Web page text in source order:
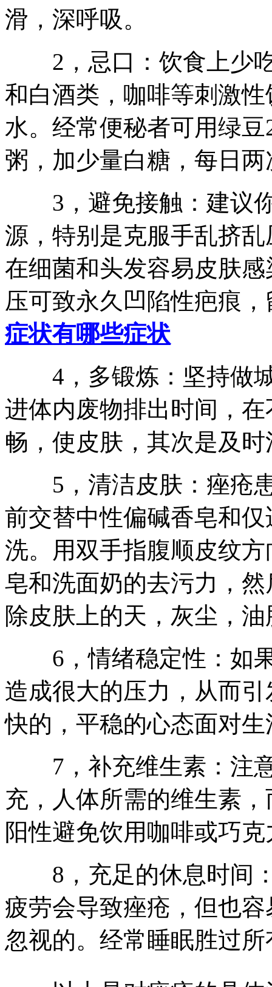
滑，深呼吸。
2，忌口：饮食上少吃
和白酒类，咖啡等刺激
水。经常便秘者可用绿
粥，加少量白糖，每日
3，避免接触：建议你
源，特别是克服手乱挤
在细菌和头发容易皮肤
压可致永久凹陷性疤痕
症状有哪些症状
4，多锻炼：坚持做城
进体内废物排出时间，
畅，使皮肤，其次是及时
5，清洁皮肤：痤疮患
前交替中性偏碱香皂和
洗。用双手指腹顺皮纹
皂和洗面奶的去污力，
除皮肤上的天，灰尘，油
6，情绪稳定性：如果
造成很大的压力，从而
快的，平稳的心态面对
7，补充维生素：注意
充，人体所需的维生素
阳性避免饮用咖啡或巧
8，充足的休息时间：
疲劳会导致痤疮，但也
忽视的。经常睡眠胜过